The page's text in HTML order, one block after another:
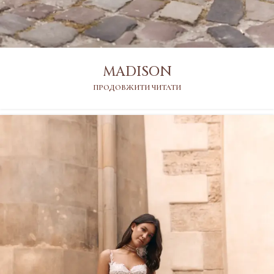
MADISON
ПРОДОВЖИТИ ЧИТАТИ